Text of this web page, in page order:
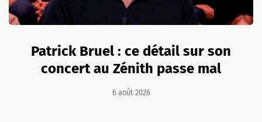
Patrick Bruel : ce détail sur son
concert au Zénith passe mal
6 août 2026